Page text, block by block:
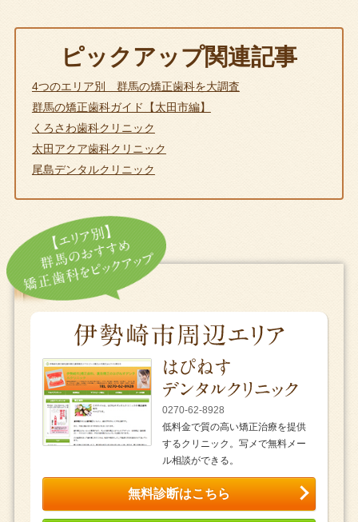
ピックアップ関連記事
4つのエリア別 群馬の矯正歯科を大調査
群馬の矯正歯科ガイド【太田市編】
くろさわ歯科クリニック
太田アクア歯科クリニック
尾島デンタルクリニック
0270-62-8928
低料金で質の高い矯正治療を提供
するクリニック。写メで無料メー
ル相談ができる。
無料診断はこちら